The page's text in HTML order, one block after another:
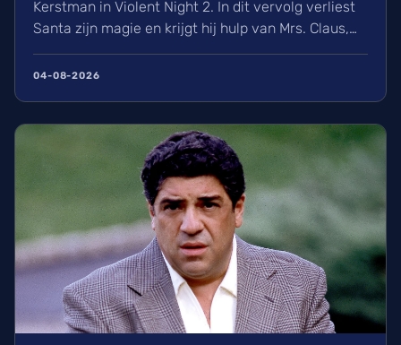
Kerstman in Violent Night 2. In dit vervolg verliest
Santa zijn magie en krijgt hij hulp van Mrs. Claus,
gespeeld door Kristen Bell. Ontdek alles over de
nieuwe cast met Jared Harris, het Viking-verleden
04-08-2026